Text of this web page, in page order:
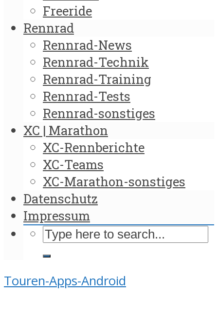
Freeride
Rennrad
Rennrad-News
Rennrad-Technik
Rennrad-Training
Rennrad-Tests
Rennrad-sonstiges
XC | Marathon
XC-Rennberichte
XC-Teams
XC-Marathon-sonstiges
Datenschutz
Impressum
Touren-Apps-Android